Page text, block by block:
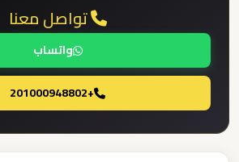
تواصل معنا
واتساب
+201000948802
ليموزين
مدينتي
ليموزين
مدينة
نصر